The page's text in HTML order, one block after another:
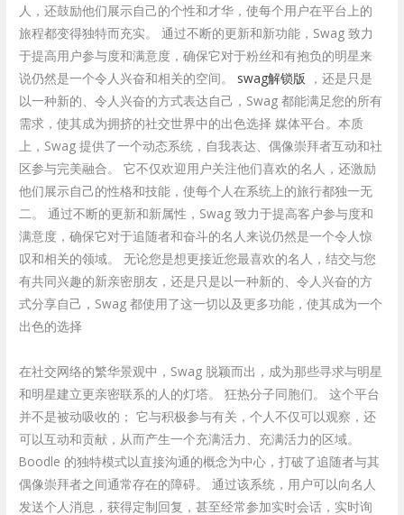
人，还鼓励他们展示自己的个性和才华，使每个用户在平台上的
旅程都变得独特而充实。 通过不断的更新和新功能，Swag 致力
于提高用户参与度和满意度，确保它对于粉丝和有抱负的明星来
说仍然是一个令人兴奋和相关的空间。 swag解锁版 ，还是只是
以一种新的、令人兴奋的方式表达自己，Swag 都能满足您的所有
需求，使其成为拥挤的社交世界中的出色选择 媒体平台。本质
上，Swag 提供了一个动态系统，自我表达、偶像崇拜者互动和社
区参与完美融合。 它不仅欢迎用户关注他们喜欢的名人，还激励
他们展示自己的性格和技能，使每个人在系统上的旅行都独一无
二。 通过不断的更新和新属性，Swag 致力于提高客户参与度和
满意度，确保它对于追随者和奋斗的名人来说仍然是一个令人惊
叹和相关的领域。 无论您是想更接近您最喜欢的名人，结交与您
有共同兴趣的新亲密朋友，还是只是以一种新的、令人兴奋的方
式分享自己，Swag 都使用了这一切以及更多功能，使其成为一个
出色的选择
在社交网络的繁华景观中，Swag 脱颖而出，成为那些寻求与明星
和明星建立更亲密联系的人的灯塔。 狂热分子同胞们。 这个平台
并不是被动吸收的； 它与积极参与有关，个人不仅可以观察，还
可以互动和贡献，从而产生一个充满活力、充满活力的区域。
Boodle 的独特模式以直接沟通的概念为中心，打破了追随者与其
偶像崇拜者之间通常存在的障碍。 通过该系统，用户可以向名人
发送个人消息，获得定制回复，甚至经常参加实时会话，实时询